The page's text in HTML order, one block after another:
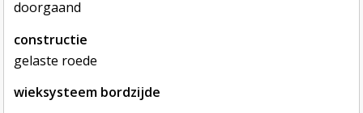
doorgaand
constructie
gelaste roede
wieksysteem bordzijde